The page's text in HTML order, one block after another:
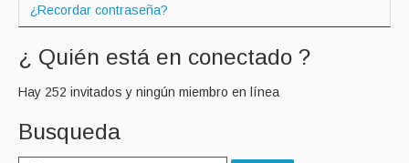
¿Recordar contraseña?
¿ Quién está en conectado ?
Hay 252 invitados y ningún miembro en línea
Busqueda